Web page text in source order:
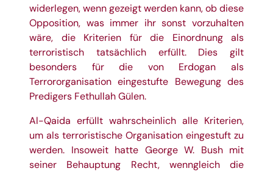
widerlegen, wenn gezeigt werden kann, ob diese
Opposition, was immer ihr sonst vorzuhalten
wäre, die Kriterien für die Einordnung als
terroristisch tatsächlich erfüllt. Dies gilt
besonders für die von Erdogan als
Terrororganisation eingestufte Bewegung des
Predigers Fethullah Gülen.
Al-Qaida erfüllt wahrscheinlich alle Kriterien,
um als terroristische Organisation eingestuft zu
werden. Insoweit hatte George W. Bush mit
seiner Behauptung Recht, wenngleich die